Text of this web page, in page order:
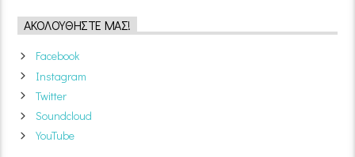
ΑΚΟΛΟΥΘΉΣΤΕ ΜΑΣ!
Facebook
Instagram
Twitter
Soundcloud
YouTube